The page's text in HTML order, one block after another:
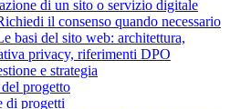
di un sito o servizio digitale
il consenso quando necessario
basi del sito web: architettura,
privacy, riferimenti DPO
e strategia
progetto
di progetti